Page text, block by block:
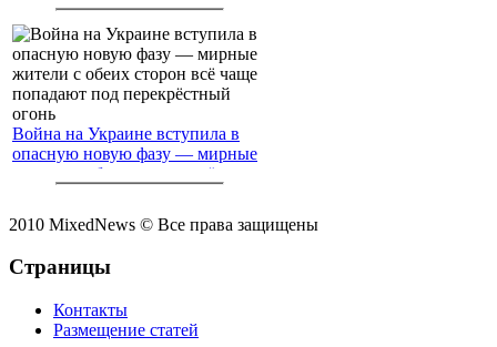
Война на Украине вступила в
опасную новую фазу — мирные
жители с обеих сторон всё чаще
2010 MixedNews © Все права защищены
Страницы
Контакты
Размещение статей